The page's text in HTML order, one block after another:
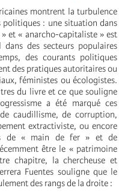
montrent la turbulence
politiques : une situation dans
et « anarcho-capitaliste » est
des secteurs populaires
des courants politiques
des pratiques autoritaires ou
féministes ou écologistes.
du livre et ce que souligne
a été marqué ces
caudillisme, de corruption,
extractiviste, ou encore
de « main de fer » et de
être le « patrimoine
chapitre, la chercheuse et
Fuentes souligne que le
des rangs de la droite :